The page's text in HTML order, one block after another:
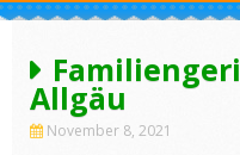
Allgäu
November 8, 2021